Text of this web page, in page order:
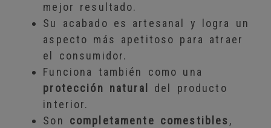
mejor resultado.
Su acabado es artesanal y logra un
aspecto más apetitoso para atraer
el consumidor.
Funciona también como una
protección natural
del producto
interior.
Son completamente comestibles,